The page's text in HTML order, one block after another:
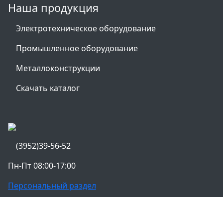
Наша продукция
Электротехническое оборудование
Промышленное оборудование
Металлоконструкции
Скачать каталог
(3952)39-56-52
Пн-Пт 08:00-17:00
Персональный раздел